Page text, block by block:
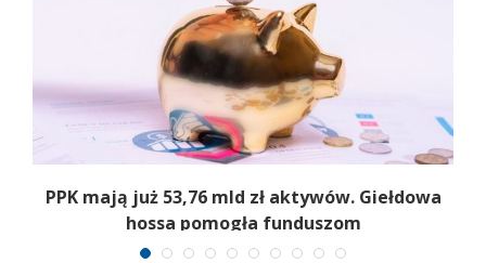
PPK mają już 53,76 mld zł aktywów. Giełdowa
hossa pomogła funduszom